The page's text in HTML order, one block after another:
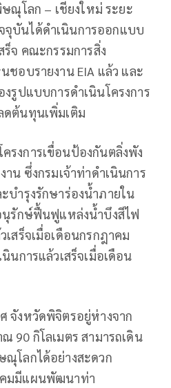
ณุโลก – เชียงใหม่ ระยะ
บันได้ดำเนินการออกแบบ
ร็จ คณะกรรมการสิ่ง
ชอบรายงาน EIA แล้ว และ
งรูปแบบการดำเนินโครงการ
ดต้นทุนเพิ่มเติม
รงการเขื่อนป้องกันตลิ่งพัง
น ซึ่งกรมเจ้าท่าดำเนินการ
บำรุงรักษาร่องน้ำภายใน
นุรักษ์ฟื้นฟูแหล่งน้ำบึงสีไฟ
เสร็จเมื่อเดือนกรกฎาคม
นการแล้วเสร็จเมื่อเดือน
จังหวัดพิจิตรอยู่ห่างจาก
90 กิโลเมตร สามารถเดิน
โลกได้อย่างสะดวก
มมีแผนพัฒนาท่า